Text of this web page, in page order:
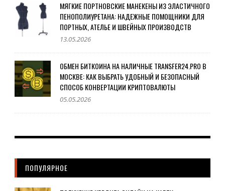
МЯГКИЕ ПОРТНОВСКИЕ МАНЕКЕНЫ ИЗ ЭЛАСТИЧНОГО
ПЕНОПОЛИУРЕТАНА: НАДЕЖНЫЕ ПОМОЩНИКИ ДЛЯ
ПОРТНЫХ, АТЕЛЬЕ И ШВЕЙНЫХ ПРОИЗВОДСТВ
13.05.2026
ОБМЕН БИТКОИНА НА НАЛИЧНЫЕ TRANSFER24.PRO В
МОСКВЕ: КАК ВЫБРАТЬ УДОБНЫЙ И БЕЗОПАСНЫЙ
СПОСОБ КОНВЕРТАЦИИ КРИПТОВАЛЮТЫ
05.05.2026
ПОПУЛЯРНОЕ